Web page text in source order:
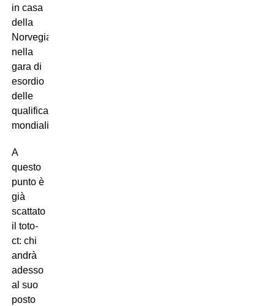
in casa
della
Norvegia
nella
gara di
esordio
delle
qualificazioni
mondiali.
A
questo
punto è
già
scattato
il toto-
ct: chi
andrà
adesso
al suo
posto